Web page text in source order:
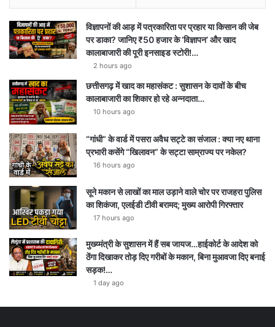
विज्ञापनों की आड़ में पत्रकारिता पर प्रहार या किसान की जेब
पर डाका? जानिए ₹50 हजार के ‘विज्ञापन’ और खाद
कालाबाजारी की पूरी इनसाइड स्टोरी!…
2 hours ago
छत्तीसगढ़ में खाद का महासंकट : सुशासन के दावों के बीच
कालाबाजारी का शिकार हो रहे अन्नदाता…
10 hours ago
“गांधी” के वार्ड में पसरा अवैध सट्टे का संजाल : क्या नए थाना
प्रभारी कसेंगे “खिलावन” के सट्टा साम्राज्य पर नकेल?
16 hours ago
सूने मकान से लाखों का माल उड़ाने वाले चोर पर राजहरा पुलिस
का शिकंजा, एलईडी टीवी बरामद; मुख्य आरोपी गिरफ्तार
17 hours ago
मुख्य्मंत्री के सुशासन में हैं सब जायज…हाईकोर्ट के आदेश को
ठेंगा दिखाकर तोड़ दिए गरीबों के मकान, बिना मुआवजा दिए बनाई
सड़क!…
1 day ago